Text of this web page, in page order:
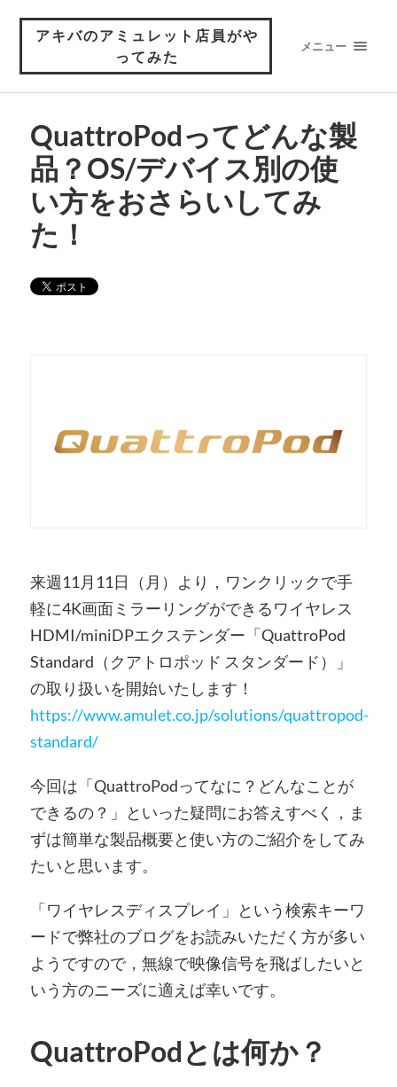
アキバのアミュレット店員がや
ってみた
メニュー
QuattroPodってどんな製
品？OS/デバイス別の使
い方をおさらいしてみ
た！
来週11月11日（月）より，ワンクリックで手
軽に4K画面ミラーリングができるワイヤレス
HDMI/miniDPエクステンダー「QuattroPod
Standard（クアトロポッド スタンダード）」
の取り扱いを開始いたします！
https://www.amulet.co.jp/solutions/quattropod-
standard/
今回は「QuattroPodってなに？どんなことが
できるの？」といった疑問にお答えすべく，ま
ずは簡単な製品概要と使い方のご紹介をしてみ
たいと思います。
「ワイヤレスディスプレイ」という検索キーワ
ードで弊社のブログをお読みいただく方が多い
ようですので，無線で映像信号を飛ばしたいと
いう方のニーズに適えば幸いです。
QuattroPodとは何か？